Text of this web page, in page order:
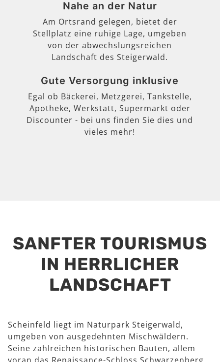
Nahe an der Natur
Am Ortsrand gelegen, bietet der
Stellplatz eine ruhige Lage, umgeben
von der abwechslungsreichen
Landschaft des Steigerwald.
Gute Versorgung inklusive
Egal ob Bäckerei, Metzgerei, Tankstelle,
Apotheke, Werkstatt, Supermarkt oder
Discounter - bei uns finden Sie dies und
vieles mehr!
SANFTER TOURISMUS
IN HERRLICHER
LANDSCHAFT
Scheinfeld liegt im Naturpark Steigerwald,
umgeben von ausgedehnten Mischwäldern.
Seine zahlreichen historischen Bauten, allem